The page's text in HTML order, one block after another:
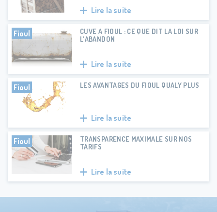
Lire la suite
Fioul
CUVE A FIOUL : CE QUE DIT LA LOI SUR
L'ABANDON
Lire la suite
Fioul LES AVANTAGES DU FIOUL QUALY PLUS
Lire la suite
Fioul
TRANSPARENCE MAXIMALE SUR NOS
TARIFS
Lire la suite